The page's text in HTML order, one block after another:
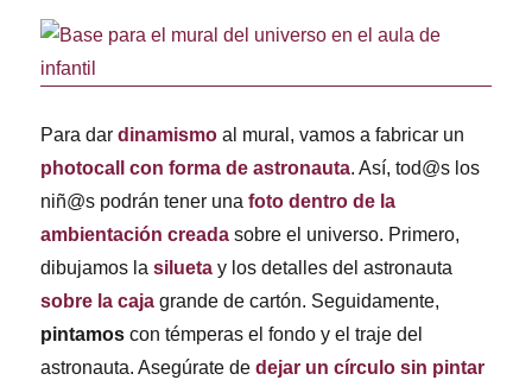
Para dardinamismo al mural, vamos a fabricar un
photocall con forma de astronauta. Así, tod@s los
niñ@s podrán tener unafoto dentro de la
ambientación creada sobre el universo. Primero,
dibujamos lasilueta y los detalles del astronauta
sobre la caja grande de cartón. Seguidamente,
pintamoscon témperas el fondo y el traje del
astronauta. Asegúrate dedejar un círculo sin pintar